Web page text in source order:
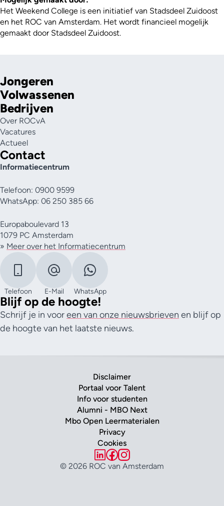
Het Weekend College is een initiatief van Stadsdeel Zuidoost
en het ROC van Amsterdam. Het wordt financieel mogelijk
gemaakt door Stadsdeel Zuidoost.
Jongeren
Volwassenen
Bedrijven
Over ROCvA
Vacatures
Actueel
Contact
Informatiecentrum
Telefoon: 0900 9599
WhatsApp: 06 250 385 66
Europaboulevard 13
1079 PC Amsterdam
» Meer over het Informatiecentrum
Telefoon E-Mail WhatsApp
Blijf op de hoogte!
Schrijf je in vooreen van onze nieuwsbrieven en blijf op
de hoogte van het laatste nieuws.
Disclaimer
Portaal voor Talent
Info voor studenten
Alumni - MBO Next
Mbo Open Leermaterialen
Privacy
Cookies
© 2026 ROC van Amsterdam